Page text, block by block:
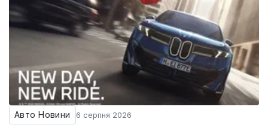
Авто Новини 6 серпня 2026